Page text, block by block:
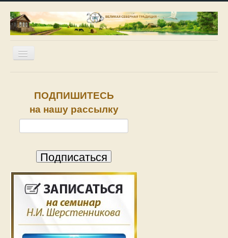
Включить/
выключить
Шерстенников Н.И.
Новости
Описание тем
Книги
Блог
Календарь встреч
Запись на встречу
Контакты
ПОДПИШИТЕСЬ
на нашу рассылку
Подписаться